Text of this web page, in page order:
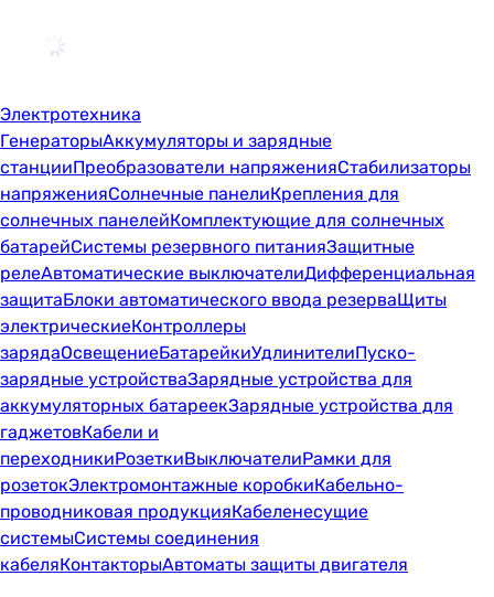
Электротехника
ГенераторыАккумуляторы и зарядные
станцииПреобразователи напряженияСтабилизаторы
напряженияСолнечные панелиКрепления для
солнечных панелейКомплектующие для солнечных
батарейСистемы резервного питанияЗащитные
релеАвтоматические выключателиДифференциальная
защитаБлоки автоматического ввода резерваЩиты
электрическиеКонтроллеры
зарядаОсвещениеБатарейкиУдлинителиПуско-
зарядные устройстваЗарядные устройства для
аккумуляторных батареекЗарядные устройства для
гаджетовКабели и
переходникиРозеткиВыключателиРамки для
розетокЭлектромонтажные коробкиКабельно-
проводниковая продукцияКабеленесущие
системыСистемы соединения
кабеляКонтакторыАвтоматы защиты двигателя